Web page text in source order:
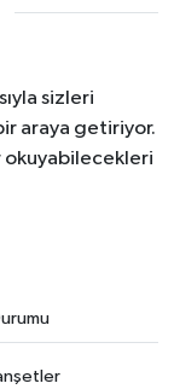
sizleri
araya getiriyor.
okuyabilecekleri